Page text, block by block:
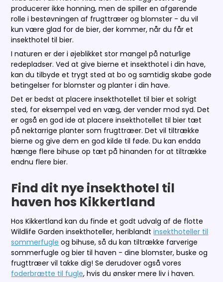
producerer ikke honning, men de spiller en afgørende
rolle i bestøvningen af frugttræer og blomster - du vil
kun være glad for de bier, der kommer, når du får et
insekthotel til bier.
I naturen er der i øjeblikket stor mangel på naturlige
redepladser. Ved at give bierne et insekthotel i din have,
kan du tilbyde et trygt sted at bo og samtidig skabe gode
betingelser for blomster og planter i din have.
Det er bedst at placere insekthotellet til bier et solrigt
sted, for eksempel ved en væg, der vender mod syd. Det
er også en god ide at placere insekthotellet til bier tæt
på nektarrige planter som frugttræer. Det vil tiltrække
bierne og give dem en god kilde til føde. Du kan endda
hænge flere bihuse op tæt på hinanden for at tiltrække
endnu flere bier.
Find dit nye insekthotel til
haven hos Kikkertland
Hos Kikkertland kan du finde et godt udvalg af de flotte
Wildlife Garden insekthoteller, heriblandtinsekthoteller til
sommerfugle og bihuse, så du kan tiltrække farverige
sommerfugle og bier til haven - dine blomster, buske og
frugttræer vil takke dig! Se derudover også vores
foderbrætte til fugle, hvis du ønsker mere liv i haven.